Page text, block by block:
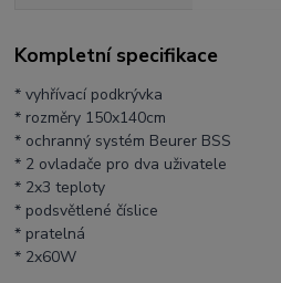
Kompletní specifikace
* vyhřívací podkrývka
* rozměry 150x140cm
* ochranný systém Beurer BSS
* 2 ovladače pro dva uživatele
* 2x3 teploty
* podsvětlené číslice
* pratelná
* 2x60W